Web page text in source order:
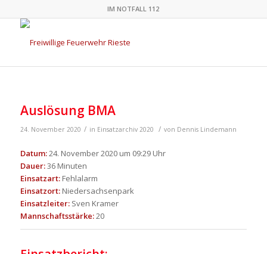
IM NOTFALL 112
Auslösung BMA
24. November 2020 / in Einsatzarchiv 2020 / von Dennis Lindemann
Datum:24. November 2020 um 09:29 Uhr
Dauer:36 Minuten
Einsatzart:Fehlalarm
Einsatzort:Niedersachsenpark
Einsatzleiter:Sven Kramer
Mannschaftsstärke:20